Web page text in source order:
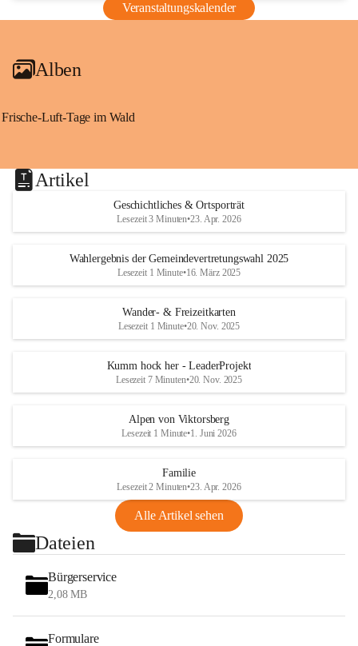
Veranstaltungskalender
Alben
Frische-Luft-Tage im Wald
Artikel
Geschichtliches & Ortsporträt
Lesezeit 3 Minuten•23. Apr. 2026
Wahlergebnis der Gemeindevertretungswahl 2025
Lesezeit 1 Minute•16. März 2025
Wander- & Freizeitkarten
Lesezeit 1 Minute•20. Nov. 2025
Kumm hock her - LeaderProjekt
Lesezeit 7 Minuten•20. Nov. 2025
Alpen von Viktorsberg
Lesezeit 1 Minute•1. Juni 2026
Familie
Lesezeit 2 Minuten•23. Apr. 2026
Alle Artikel sehen
Dateien
Bürgerservice
2,08 MB
Formulare